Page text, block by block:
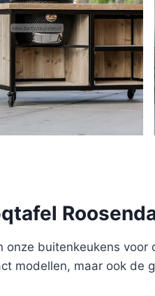
onze buitenkeukens
modellen, maar ook de